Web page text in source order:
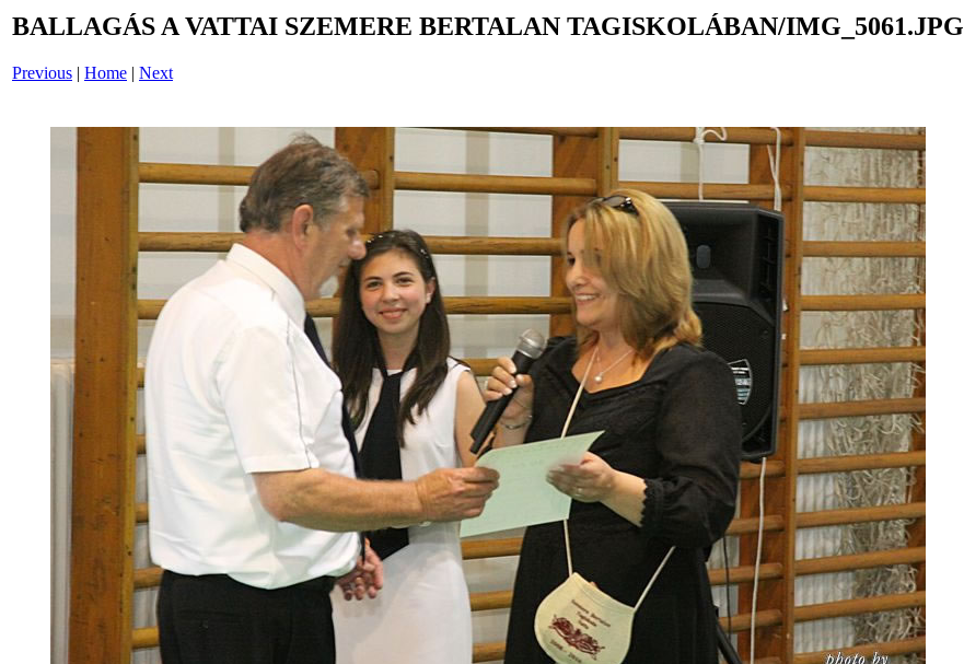
BALLAGÁS A VATTAI SZEMERE BERTALAN TAGISKOLÁBAN/IMG_5061.JPG
Previous | Home | Next